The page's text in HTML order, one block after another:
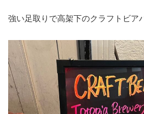
強い足取りで高架下のクラフトビア